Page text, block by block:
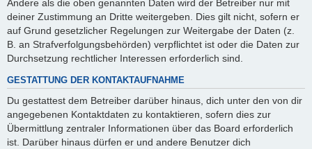
Andere als die oben genannten Daten wird der Betreiber nur mit
deiner Zustimmung an Dritte weitergeben. Dies gilt nicht, sofern er
auf Grund gesetzlicher Regelungen zur Weitergabe der Daten (z.
B. an Strafverfolgungsbehörden) verpflichtet ist oder die Daten zur
Durchsetzung rechtlicher Interessen erforderlich sind.
GESTATTUNG DER KONTAKTAUFNAHME
Du gestattest dem Betreiber darüber hinaus, dich unter den von dir
angegebenen Kontaktdaten zu kontaktieren, sofern dies zur
Übermittlung zentraler Informationen über das Board erforderlich
ist. Darüber hinaus dürfen er und andere Benutzer dich